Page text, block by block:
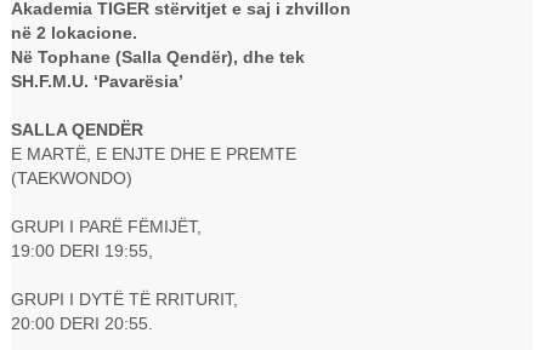
Akademia TIGER stërvitjet e saj i zhvillon
në 2 lokacione.
Në Tophane (Salla Qendër), dhe tek
SH.F.M.U. ‘Pavarësia’
SALLA QENDËR
E MARTË, E ENJTE DHE E PREMTE
(TAEKWONDO)
GRUPI I PARË FËMIJËT,
19:00 DERI 19:55,
GRUPI I DYTË TË RRITURIT,
20:00 DERI 20:55.